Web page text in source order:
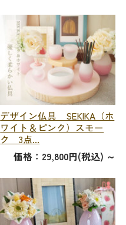
デザイン仏具 SEKIKA（ホ
ワイト＆ピンク）スモー
ク 3点...
価格：29,800円(税込) ～